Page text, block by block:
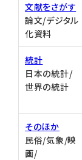
文献をさがす
論文/デジタル
化資料
統計
日本の統計/
世界の統計
そのほか
民俗/気象/映
画/